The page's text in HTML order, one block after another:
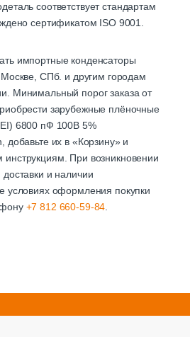
соответствует стандартам
сертификатом ISO 9001.
импортные конденсаторы
СПб. и другим городам
Минимальный порог заказа от
зарубежные плёночные
6800 пФ 100В 5%
добавьте их в «Корзину» и
При возникновении
и наличии
условиях оформления покупки
+7 812 660-59-84.